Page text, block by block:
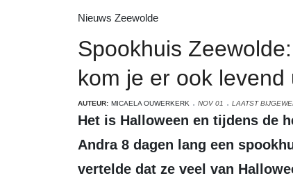
Nieuws Zeewolde
Spookhuis
kom je er ook levend
AUTEUR: MICAELA OUWERKERK NOV 01 LAATST
Het is Halloween en tijdens de herfstvakantie organiseerde Pascal en
Andra 8 dagen lang een
vertelde dat ze veel van